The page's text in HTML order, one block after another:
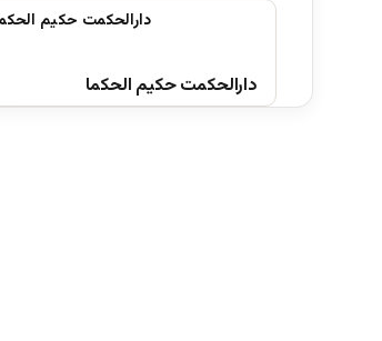
دارالحکمت حکیم الحکما